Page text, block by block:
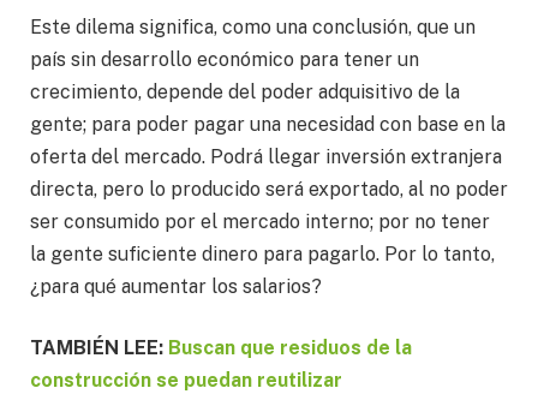
Este dilema significa, como una conclusión, que un
país sin desarrollo económico para tener un
crecimiento, depende del poder adquisitivo de la
gente; para poder pagar una necesidad con base en la
oferta del mercado. Podrá llegar inversión extranjera
directa, pero lo producido será exportado, al no poder
ser consumido por el mercado interno; por no tener
la gente suficiente dinero para pagarlo. Por lo tanto,
¿para qué aumentar los salarios?
TAMBIÉN LEE: Buscan que residuos de la
construcción se puedan reutilizar